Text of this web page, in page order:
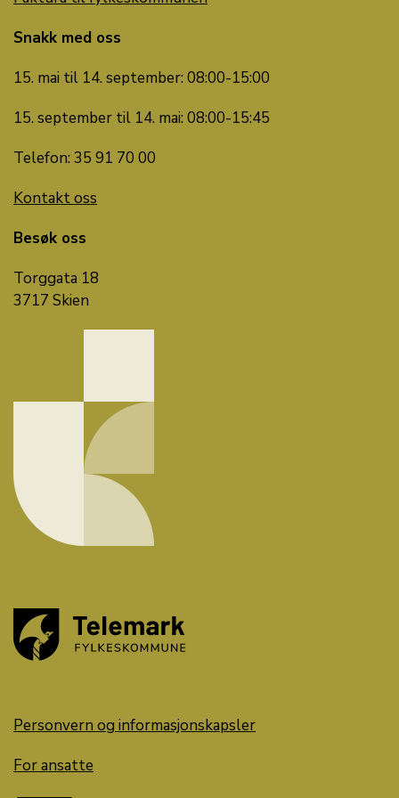
Snakk med oss
15. mai til 14. september: 08:00-15:00
15. september til 14. mai: 08:00-15:45
Telefon: 35 91 70 00
Kontakt oss
Besøk oss
Torggata 18
3717 Skien
Personvern og informasjonskapsler
For ansatte